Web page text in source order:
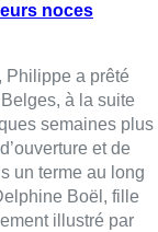
noces
Philippe a prêté
à la suite
semaines plus
et de
un terme au long
Boël, fille
illustré par